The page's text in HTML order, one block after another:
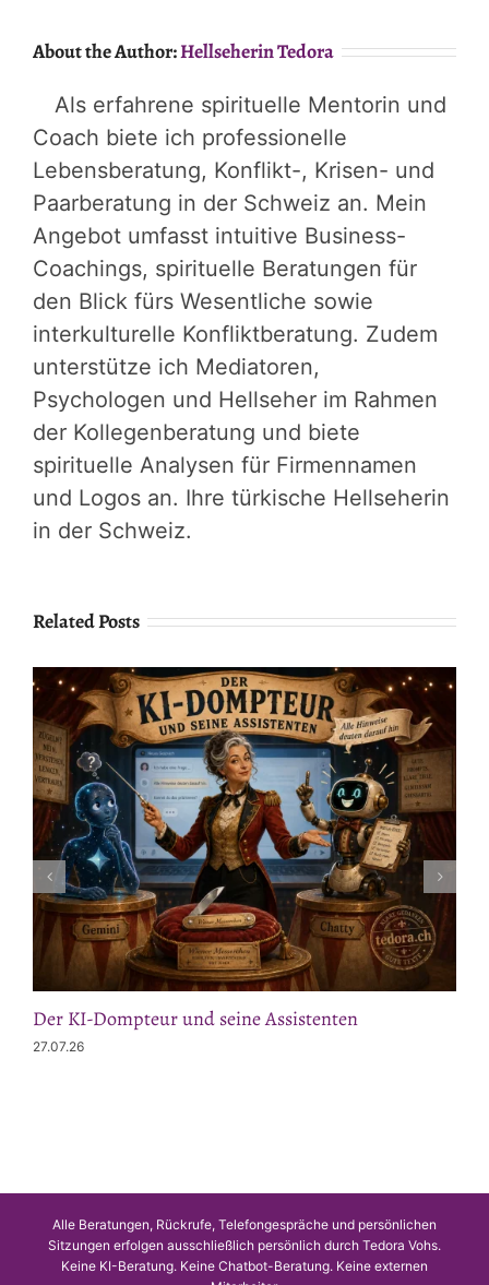
About the Author:Hellseherin Tedora
Als erfahrene spirituelle Mentorin und
Coach biete ich professionelle
Lebensberatung, Konflikt-, Krisen- und
Paarberatung in der Schweiz an. Mein
Angebot umfasst intuitive Business-
Coachings, spirituelle Beratungen für
den Blick fürs Wesentliche sowie
interkulturelle Konfliktberatung. Zudem
unterstütze ich Mediatoren,
Psychologen und Hellseher im Rahmen
der Kollegenberatung und biete
spirituelle Analysen für Firmennamen
und Logos an. Ihre türkische Hellseherin
in der Schweiz.
Related Posts
Der KI-Dompteur und seine Assistenten
27.07.26
Alle Beratungen, Rückrufe, Telefongespräche und persönlichen
Sitzungen erfolgen ausschließlich persönlich durch Tedora Vohs.
Keine KI-Beratung. Keine Chatbot-Beratung. Keine externen